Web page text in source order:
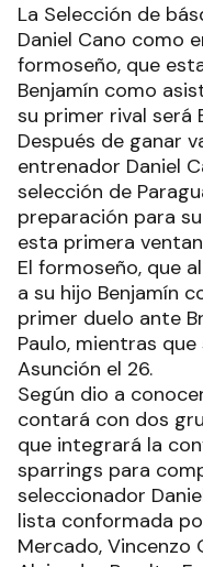
La Selección de
Daniel Cano como
formoseño, que
Benjamín como
su primer rival será
Después de ganar
entrenador Daniel
selección de
preparación para
esta primera
El formoseño, que
a su hijo Benjamín
primer duelo ante
Paulo, mientras
Asunción el 26.
Según dio a
contará con dos
que integrará la
sparrings para
seleccionador
lista conformada
Mercado, Vincenzo